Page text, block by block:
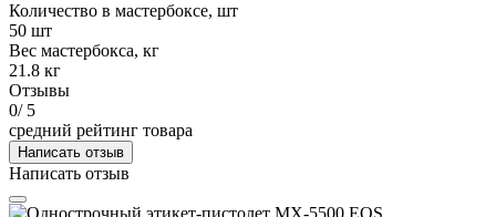
Количество в мастербоксе, шт
50 шт
Вес мастербокса, кг
21.8 кг
Отзывы
0/ 5
средний рейтинг товара
Написать отзыв
Написать отзыв